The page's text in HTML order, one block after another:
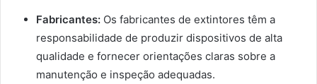
Fabricantes: Os fabricantes de extintores têm a
responsabilidade de produzir dispositivos de alta
qualidade e fornecer orientações claras sobre a
manutenção e inspeção adequadas.